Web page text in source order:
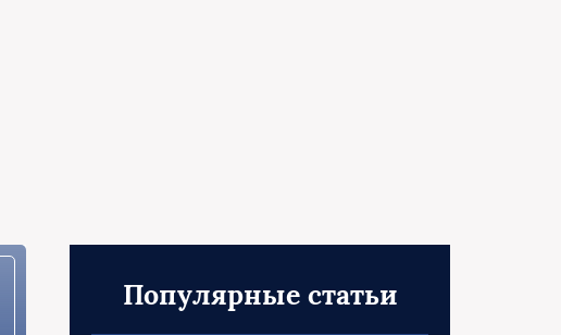
Популярные статьи